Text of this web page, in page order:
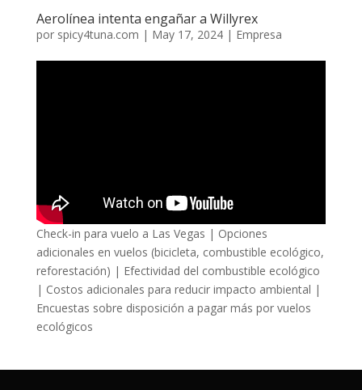
Aerolínea intenta engañar a Willyrex
por spicy4tuna.com | May 17, 2024| Empresa
Check-in para vuelo a Las Vegas | Opciones
adicionales en vuelos (bicicleta, combustible ecológico,
reforestación) | Efectividad del combustible ecológico
| Costos adicionales para reducir impacto ambiental |
Encuestas sobre disposición a pagar más por vuelos
ecológicos